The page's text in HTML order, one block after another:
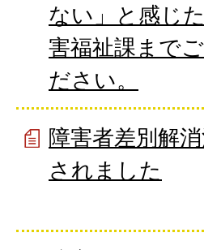
ない」と感じ
害福祉課まで
ださい。
障害者差別解
されました